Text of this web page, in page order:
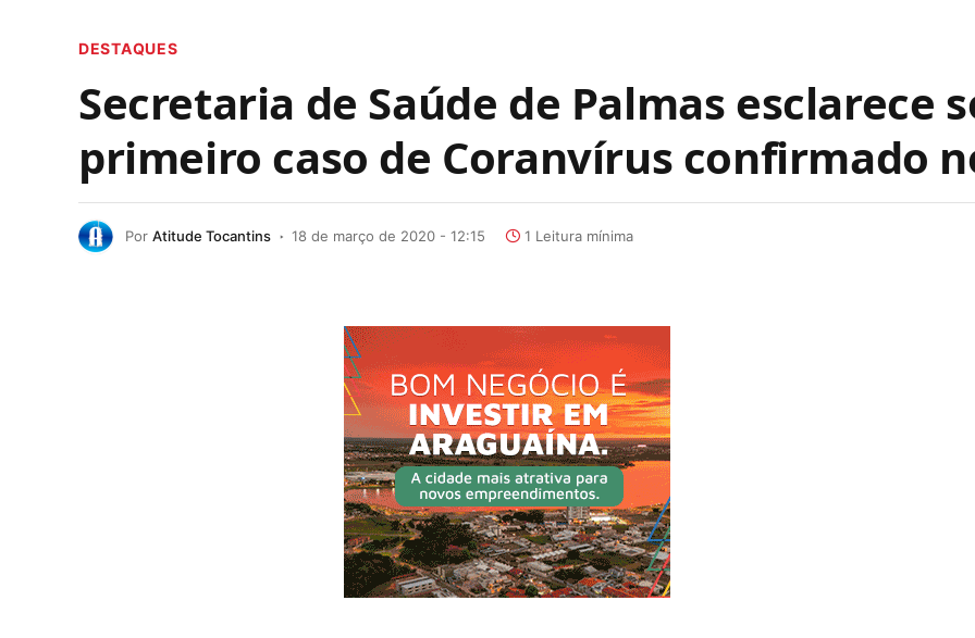
DESTAQUES
Secretaria de Saúde de Palmas esclarece
primeiro caso de Coranvírus confirmado
Por Atitude Tocantins 18 de março de 2020 - 12:15 1 Leitura mínima